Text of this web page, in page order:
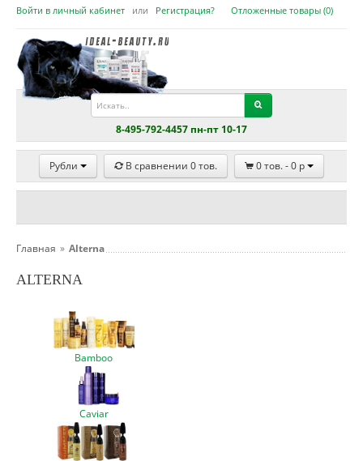
Войти в личный кабинет или Регистрация? Отложенные товары (0)
8-495-792-4457 пн-пт 10-17
Рубли В сравнении 0тов. 0тов. -0 p
Главная » Alterna
ALTERNA
Bamboo
Caviar